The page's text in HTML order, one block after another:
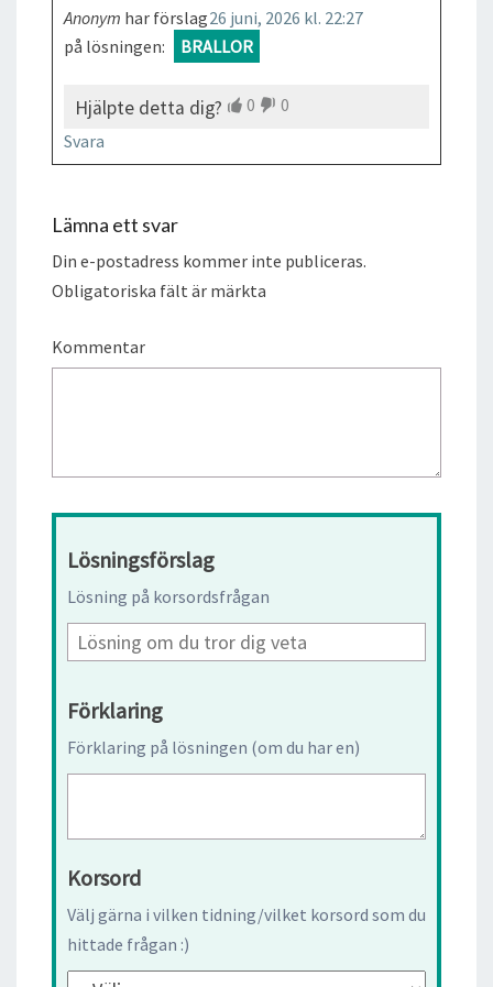
26 juni, 2026 kl. 22:27
Anonym har förslag
på lösningen:
BRALLOR
Hjälpte detta dig? 0
0
Svara
Lämna ett svar
Din e-postadress kommer inte publiceras.
Obligatoriska fält är märkta
Kommentar
Lösningsförslag
Lösning på korsordsfrågan
Förklaring
Förklaring på lösningen (om du har en)
Korsord
Välj gärna i vilken tidning/vilket korsord som du
hittade frågan :)